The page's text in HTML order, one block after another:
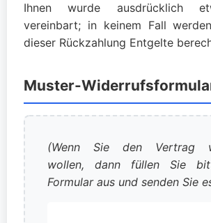
Ihnen wurde ausdrücklich
vereinbart; in keinem Fall
dieser Rückzahlung Entgelte
Muster-
(Wenn Sie den Vertrag
wollen, dann füllen Sie
Formular aus und senden Sie